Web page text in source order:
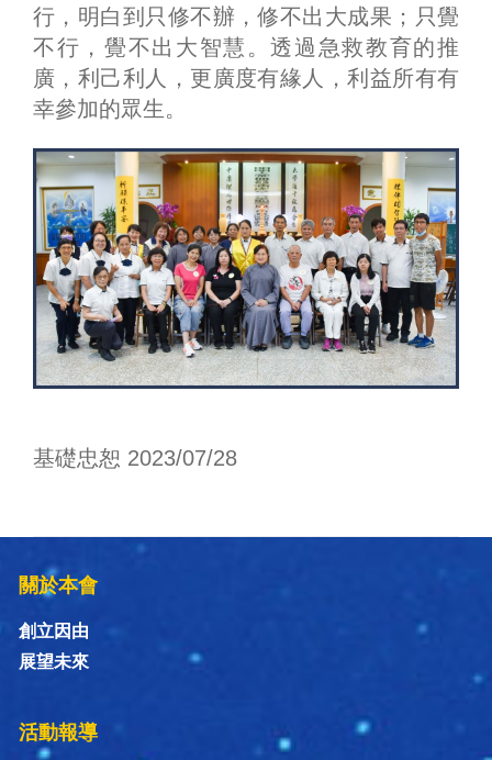
行，明白到只修不辦，修不出大成果；只覺
不行，覺不出大智慧。透過急救教育的推
廣，利己利人，更廣度有緣人，利益所有有
幸參加的眾生。
基礎忠恕 2023/07/28
關於本會
創立因由
展望未來
活動報導